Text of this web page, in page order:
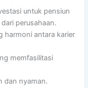
untuk pensiun
perusahaan.
harmoni antara karier
memfasilitasi
dan nyaman.